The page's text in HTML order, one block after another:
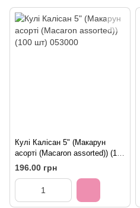
Кулі Калісан 5" (Макарун
асорті (Macaron assorted)) (100
шт) 053000
196.00 грн